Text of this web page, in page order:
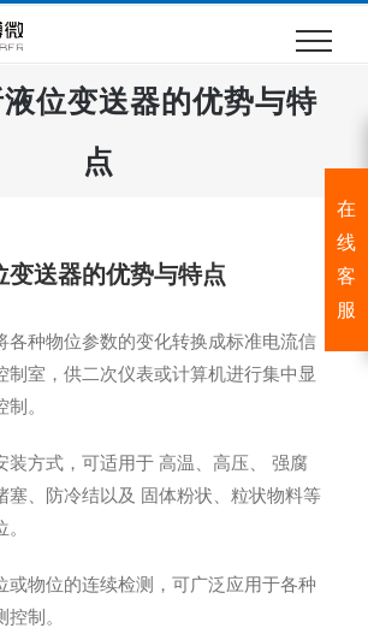
位变送器的优势与特
点
变送器的优势与特点
各种物位参数的变化转换成标准电流信
制室，供二次仪表或计算机进行集中显
。
装方式，可适用于 高温、高压、 强腐
塞、防冷结以及 固体粉状、粒状物料等
或物位的连续检测，可广泛应用于各种
制。
在
线
客
服